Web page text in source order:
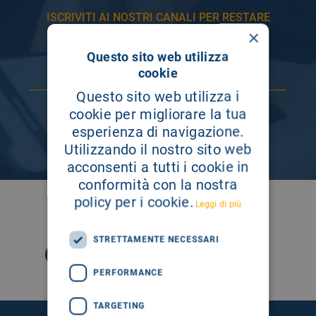
ISCRIVITI AI NOSTRI CANALI PER RESTARE
SEGUICI SU
×
Questo sito web utilizza
cookie
Questo sito web utilizza i
cookie per migliorare la tua
esperienza di navigazione.
Utilizzando il nostro sito web
acconsenti a tutti i cookie in
conformità con la nostra
policy per i cookie. Leggi di più
STRETTAMENTE NECESSARI
PERFORMANCE
TARGETING